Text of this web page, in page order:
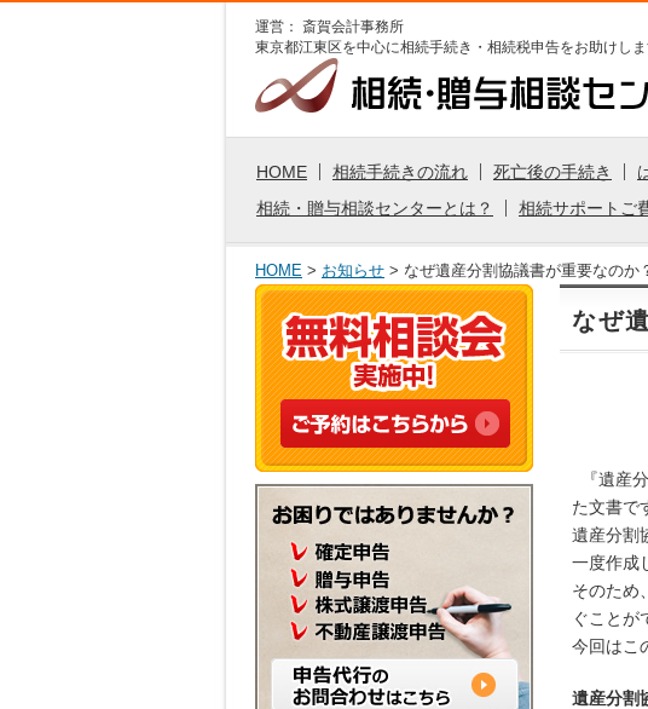
運営： 斎賀会計事務所
東京都江東区を中心に相続手続き・相続税申告をお助けしま
HOME 相続手続きの流れ 死亡後の手続き
相続・贈与相談センターとは？
相続サポートご
HOME > お知らせ > なぜ遺産分割協議書が重要なのか
なぜ
『遺産
た文書で
遺産分割
一度作成
そのため
ぐことが
今回はこ
遺産分割